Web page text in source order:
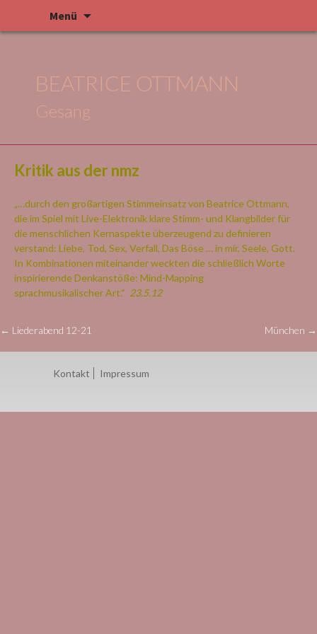
Menü
BEATRICE OTTMANN
Gesang
Kritik aus der nmz
„…durch den großartigen Stimmeinsatz von Beatrice Ottmann,
die im Spiel mit Live-Elektronik klare Stimm- und Klangbilder für
die menschlichen Kernaspekte überzeugend zu definieren
verstand: Liebe, Tod, Sex, Verfall, Das Böse … in mir, Seele, Gott.
In Kombinationen miteinander weckten die schließlich Worte
inspirierende Denkanstöße: Mind-Mapping
sprachmusikalischer Art.“ 23.5.12
Beitragsnavigation
← Liederabend 12-21 München →
Kontakt Impressum